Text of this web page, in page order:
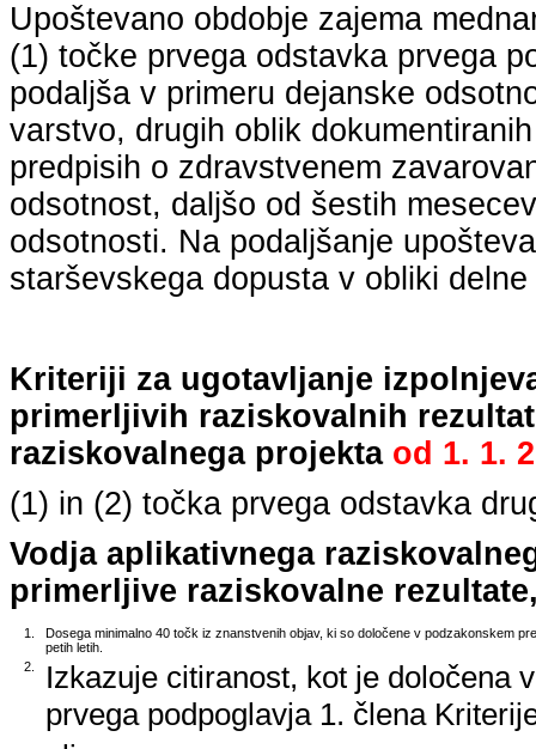
Upoštevano obdobje zajema
(1) točke prvega odstavka prvega
podaljša v primeru dejanske
varstvo, drugih oblik
predpisih o zdravstvenem
odsotnost, daljšo od šestih
odsotnosti. Na podaljšanje
starševskega dopusta v obliki
Kriteriji za ugotavljanje
primerljivih raziskovalnih
raziskovalnega projekta od 1. 1.
(1) in (2) točka prvega odstavka
Vodja aplikativnega
primerljive raziskovalne
1.
Dosega minimalno 40 točk iz znanstvenih objav, ki so določene v podzakonskem
petih letih.
2.
Izkazuje citiranost, kot je določena
prvega podpoglavja 1. člena